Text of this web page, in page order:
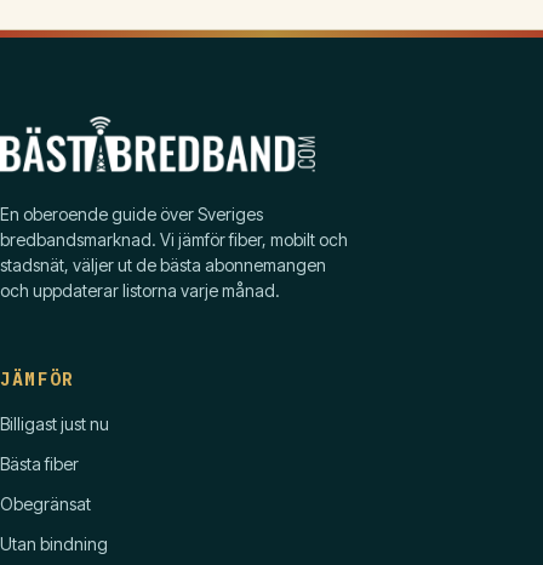
En oberoende guide över Sveriges
bredbandsmarknad. Vi jämför fiber, mobilt och
stadsnät, väljer ut de bästa abonnemangen
och uppdaterar listorna varje månad.
JÄMFÖR
Billigast just nu
Bästa fiber
Obegränsat
Utan bindning